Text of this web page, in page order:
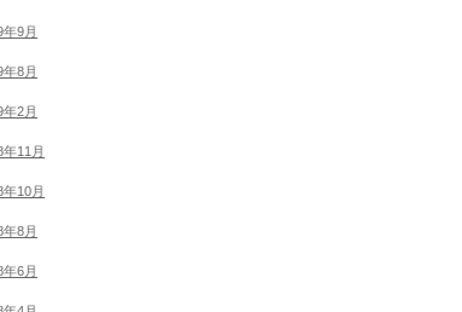
年9月
年8月
年2月
年11月
年10月
年8月
年6月